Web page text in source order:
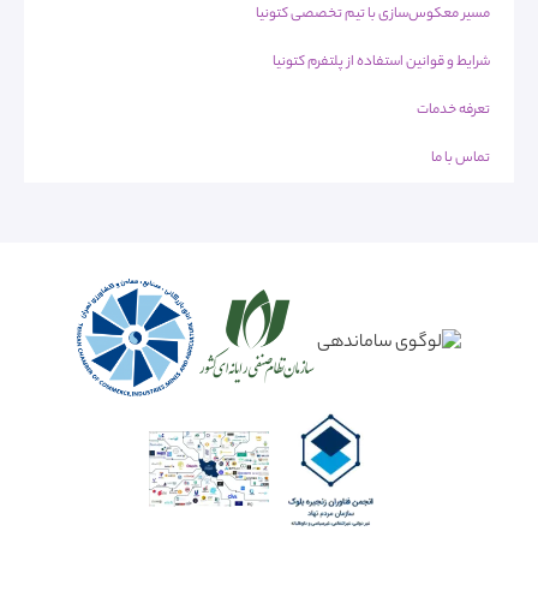
مسیر معکوس‌سازی با تیم تخصصی کتونیا
شرایط و قوانین استفاده از پلتفرم کتونیا
تعرفه خدمات
تماس با ما